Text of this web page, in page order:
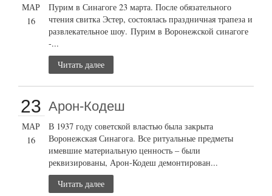
МАР
16
Пурим в Синагоге 23 марта. После обязательного
чтения свитка Эстер, состоялась праздничная трапеза и
развлекательное шоу. Пурим в Воронежской синагоге
-...
Читать далее
23
МАР
16
Арон-Кодеш
В 1937 году советской властью была закрыта
Воронежская Синагога. Все ритуальные предметы
имевшие материальную ценность – были
реквизированы, Арон-Кодеш демонтирован...
Читать далее